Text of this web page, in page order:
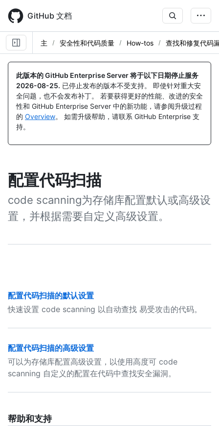
main
content
GitHub 文档
主 安全性和代码质量 How-tos 查找和修复代码
此版本的 GitHub Enterprise Server 将于以下日期停止服务
2026-08-25. 已停止发布的版本不受支持。 即使针对重大安
全问题，也不会发布补丁。 若要获得更好的性能、改进的安全
性和 GitHub Enterprise Server 中的新功能，请参阅升级过程
的 Overview。 如需升级帮助，请联系 GitHub Enterprise 支
持。
配置代码扫描
code scanning为存储库配置默认或高级设
置，并根据需要自定义高级设置。
配置代码扫描的默认设置
快速设置 code scanning 以自动查找 易受攻击的代码。
配置代码扫描的高级设置
可以为存储库配置高级设置，以使用高度可 code
scanning 自定义的配置在代码中查找安全漏洞。
帮助和支持